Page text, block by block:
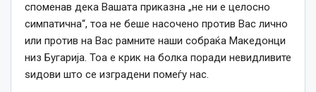
споменав дека Вашата приказна „не ни е целосно
симпатична“, тоа не беше насочено против Вас лично
или против на Вас рамните наши собраќа Македонци
низ Бугарија. Тоа е крик на болка поради невидливите
ѕидови што се изградени помеѓу нас.